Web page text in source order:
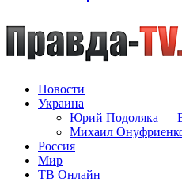
Новости
Украина
Юрий Подоляка —
Михаил
Россия
Мир
ТВ Онлайн